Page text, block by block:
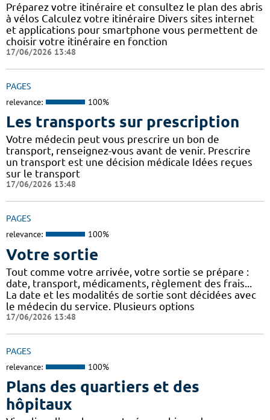
Préparez votre itinéraire et consultez le plan des abris
à vélos Calculez votre itinéraire Divers sites internet
et applications pour smartphone vous permettent de
choisir votre itinéraire en fonction
17/06/2026 13:48
PAGES
relevance: 100%
Les transports sur prescription
Votre médecin peut vous prescrire un bon de
transport, renseignez-vous avant de venir. Prescrire
un transport est une décision médicale Idées reçues
sur le transport
17/06/2026 13:48
PAGES
relevance: 100%
Votre sortie
Tout comme votre arrivée, votre sortie se prépare :
date, transport, médicaments, règlement des frais...
La date et les modalités de sortie sont décidées avec
le médecin du service. Plusieurs options
17/06/2026 13:48
PAGES
relevance: 100%
Plans des quartiers et des
hôpitaux